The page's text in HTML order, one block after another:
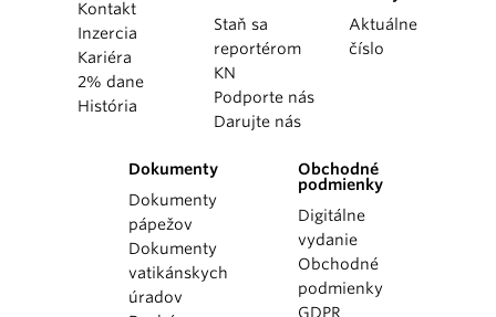
Kontakt
Inzercia
Kariéra
2% dane
História
Staň sa
reportérom
KN
Podporte nás
Darujte nás
Aktuálne
číslo
Dokumenty
Dokumenty
pápežov
Dokumenty
vatikánskych
úradov
Obchodné
podmienky
Digitálne
vydanie
Obchodné
podmienky
GDPR